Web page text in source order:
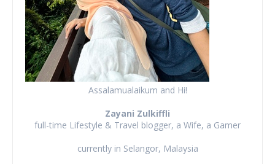
Assalamualaikum and Hi!
Zayani Zulkiffli
full-time Lifestyle & Travel blogger, a Wife, a Gamer
currently in Selangor, Malaysia